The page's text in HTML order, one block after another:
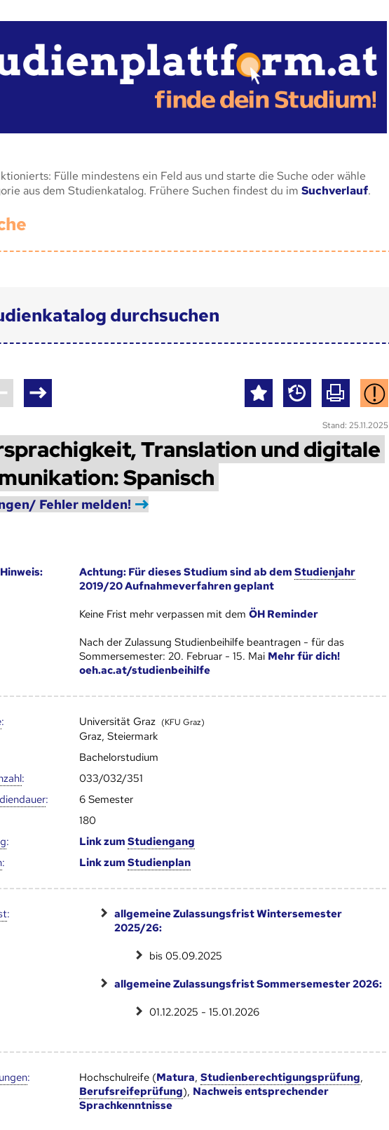
Fülle mindestens ein Feld aus und starte die Suche oder wähle
aus dem Studienkatalog. Frühere Suchen findest du im Suchverlauf.
durchsuchen
Stand: 25.11.2025
Translation und digitale
Spanisch
Fehler melden!
Achtung: Für dieses Studium sind ab dem Studienjahr
2019/20 Aufnahmeverfahren geplant
Keine Frist mehr verpassen mit dem ÖH Reminder
Nach der Zulassung Studienbeihilfe beantragen - für das
Sommersemester: 20. Februar - 15. Mai Mehr für dich!
oeh.ac.at/studienbeihilfe
: Universität Graz (KFU Graz)
Graz, Steiermark
Bachelorstudium
:
033/032/351
:
6 Semester
180
: Link zum Studien­gang
: Link zum Studien­plan
:
allgemeine Zulassungsfrist Wintersemester
2025/26:
bis 05.09.2025
allgemeine Zulassungsfrist Sommersemester 2026:
01.12.2025 - 15.01.2026
: Hochschulreife (Matura, Studienberechtigungsprüfung,
Berufsreifeprüfung), Nachweis entsprechender
Sprachkenntnisse